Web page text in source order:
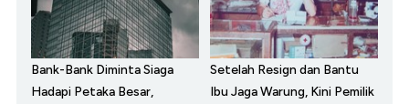
Bank-Bank Diminta Siaga
Hadapi Petaka Besar,
Setelah Resign dan Bantu
Ibu Jaga Warung, Kini Pemilik